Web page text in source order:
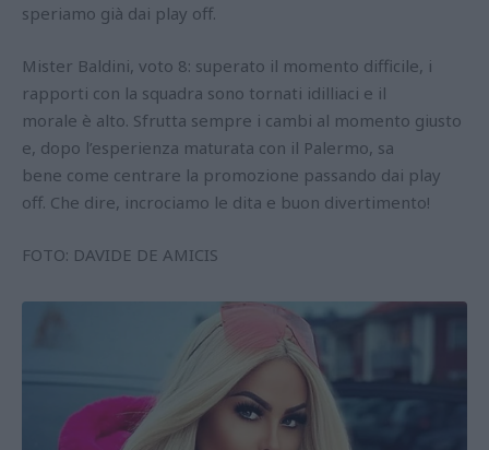
speriamo già dai play off.
Mister Baldini, voto 8: superato il momento difficile, i
rapporti con la squadra sono tornati idilliaci e il
morale è alto. Sfrutta sempre i cambi al momento giusto
e, dopo l’esperienza maturata con il Palermo, sa
bene come centrare la promozione passando dai play
off. Che dire, incrociamo le dita e buon divertimento!
FOTO: DAVIDE DE AMICIS